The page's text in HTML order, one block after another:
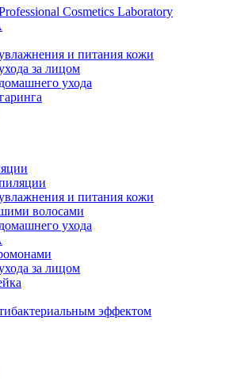
Cosmetics Laboratory
и питания кожи
за лицом
ухода
и питания кожи
волосами
ухода
за лицом
эффектом